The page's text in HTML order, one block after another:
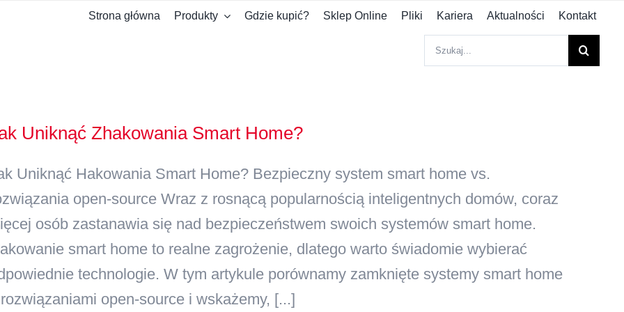
Strona główna Produkty Gdzie kupić? Sklep Online Pliki Kariera Aktualności Kontakt
Uniknąć Zhakowania Smart Home?
Uniknąć Hakowania Smart Home? Bezpieczny system smart home vs.
open-source Wraz z rosnącą popularnością inteligentnych domów, coraz
osób zastanawia się nad bezpieczeństwem swoich systemów smart home.
smart home to realne zagrożenie, dlatego warto świadomie wybierać
technologie. W tym artykule porównamy zamknięte systemy smart home
open-source i wskażemy, [...]